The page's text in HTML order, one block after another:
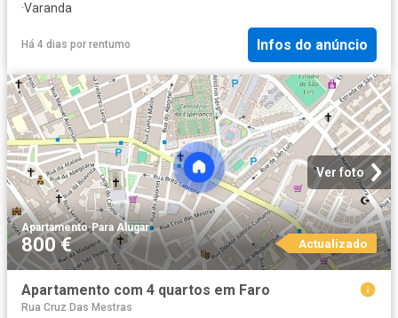
·Varanda
Há 4 dias por rentumo Infos do anúncio
Ver foto
Apartamento·Para Alugar
800 € Actualizado
Apartamento com 4 quartos em Faro
Rua Cruz Das Mestras